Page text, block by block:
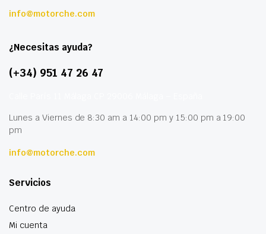
info@motorche.com
¿Necesitas ayuda?
(+34) 951 47 26 47
Lunes a Viernes de 8:30 am a 14:00 pm y 15:00 pm a 19:00
pm
info@motorche.com
Servicios
Centro de ayuda
Mi cuenta